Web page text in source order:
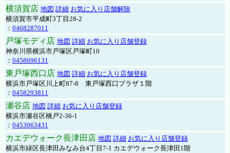
横須賀店 地図 詳細 お気に入り店舗解除
横須賀市平成町3丁目28-2
： 0468287011
戸塚モディ店 地図 詳細 お気に入り店舗登録
神奈川県横浜市戸塚区戸塚町10
： 0458696131
東戸塚西口店 地図 詳細 お気に入り店舗登録
横浜市戸塚区川上町87-8 東戸塚西口プラザ１階
： 0458293811
瀬谷店 地図 詳細 お気に入り店舗登録
横浜市瀬谷区橋戸2-36-1
： 0453063431
カエデウォーク長津田店 地図 詳細 お気に入り店舗登録
横浜市緑区長津田みなみ台4丁目7-1 カエデウォーク長津田1階